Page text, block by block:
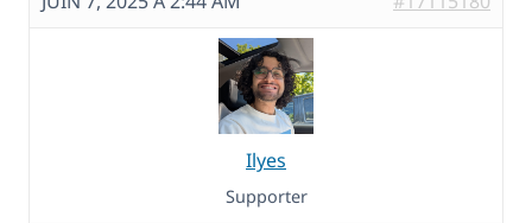
Ilyes
Supporter